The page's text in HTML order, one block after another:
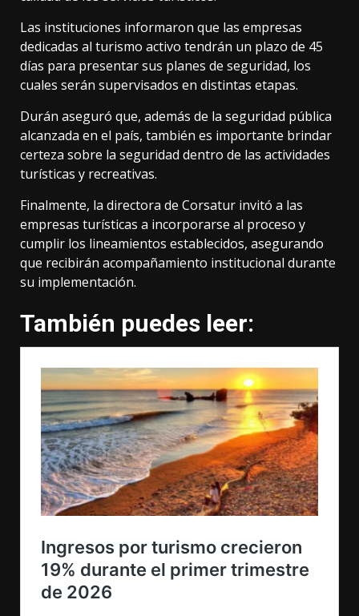
Las instituciones informaron que las empresas
dedicadas al turismo activo tendrán un plazo de 45
días para presentar sus planes de seguridad, los
cuales serán supervisados en distintas etapas.
Durán aseguró que, además de la seguridad pública
alcanzada en el país, también es importante brindar
certeza sobre la seguridad dentro de las actividades
turísticas y recreativas.
Finalmente, la directora de Corsatur invitó a las
empresas turísticas a incorporarse al proceso y
cumplir los lineamientos establecidos, asegurando
que recibirán acompañamiento institucional durante
su implementación.
También puedes leer: